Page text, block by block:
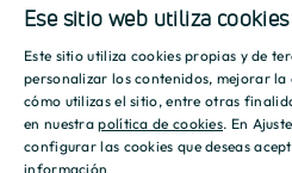
Me
Ese sitio web utiliza cookies
Este sitio utiliza cookies propias y de
personalizar los contenidos, mejorar
cómo utilizas el sitio, entre otras
en nuestrapolítica de cookies. En
configurar las cookies que deseas
información